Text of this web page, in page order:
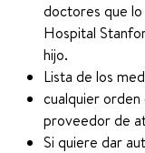
doctores que lo
Hospital
hijo.
Lista de los
cualquier
proveedor de
Si quiere dar